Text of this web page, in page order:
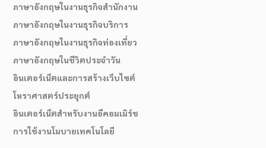
สมัครเรียน
ภาษาอังกฤษในงานธุรกิจสำนักงาน
ภาษาอังกฤษในงานธุรกิจบริการ
ภาษาอังกฤษในงานธุรกิจท่องเที่ยว
ภาษาอังกฤษในชีวิตประจำวัน
อินเตอร์เน็ตและการสร้างเว็บไซต์
โหราศาสตร์ประยุกต์
อินเตอร์เน็ตสำหรับงานอีคอมเมิร์ช
การใช้งานโมบายเทคโนโลยี